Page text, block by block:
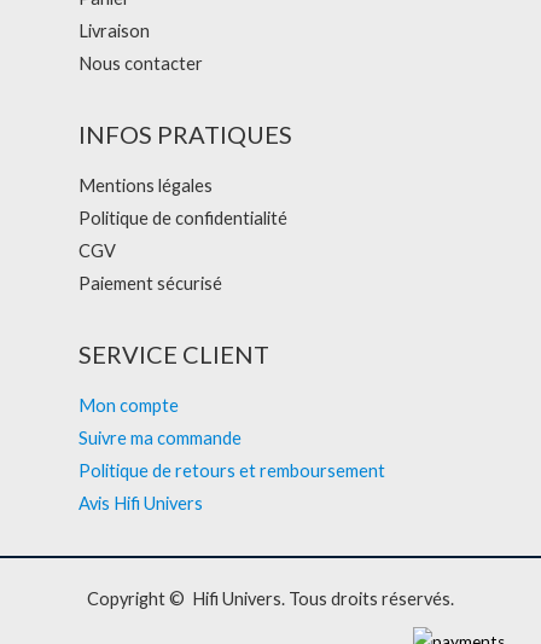
Livraison
Nous contacter
INFOS PRATIQUES
Mentions légales
Politique de confidentialité
CGV
Paiement sécurisé
SERVICE CLIENT
Mon compte
Suivre ma commande
Politique de retours et remboursement
Avis Hifi Univers
Copyright © Hifi Univers. Tous droits réservés.